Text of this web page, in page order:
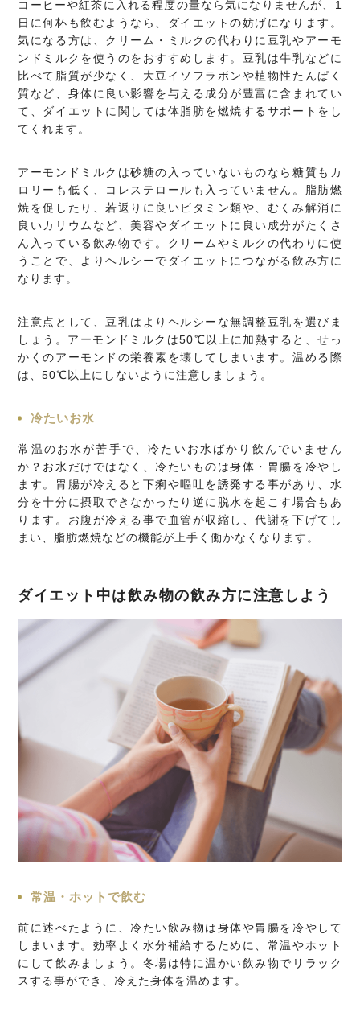
コーヒーや紅茶に入れる程度の量なら気になりませんが、1
日に何杯も飲むようなら、ダイエットの妨げになります。
気になる方は、クリーム・ミルクの代わりに豆乳やアーモ
ンドミルクを使うのをおすすめします。豆乳は牛乳などに
比べて脂質が少なく、大豆イソフラボンや植物性たんぱく
質など、身体に良い影響を与える成分が豊富に含まれてい
て、ダイエットに関しては体脂肪を燃焼するサポートをし
てくれます。
アーモンドミルクは砂糖の入っていないものなら糖質もカ
ロリーも低く、コレステロールも入っていません。脂肪燃
焼を促したり、若返りに良いビタミン類や、むくみ解消に
良いカリウムなど、美容やダイエットに良い成分がたくさ
ん入っている飲み物です。クリームやミルクの代わりに使
うことで、よりヘルシーでダイエットにつながる飲み方に
なります。
注意点として、豆乳はよりヘルシーな無調整豆乳を選びま
しょう。アーモンドミルクは50℃以上に加熱すると、せっ
かくのアーモンドの栄養素を壊してしまいます。温める際
は、50℃以上にしないように注意しましょう。
冷たいお水
常温のお水が苦手で、冷たいお水ばかり飲んでいません
か？お水だけではなく、冷たいものは身体・胃腸を冷やし
ます。胃腸が冷えると下痢や嘔吐を誘発する事があり、水
分を十分に摂取できなかったり逆に脱水を起こす場合もあ
ります。お腹が冷える事で血管が収縮し、代謝を下げてし
まい、脂肪燃焼などの機能が上手く働かなくなります。
ダイエット中は飲み物の飲み方に注意しよう
常温・ホットで飲む
前に述べたように、冷たい飲み物は身体や胃腸を冷やして
しまいます。効率よく水分補給するために、常温やホット
にして飲みましょう。冬場は特に温かい飲み物でリラック
スする事ができ、冷えた身体を温めます。